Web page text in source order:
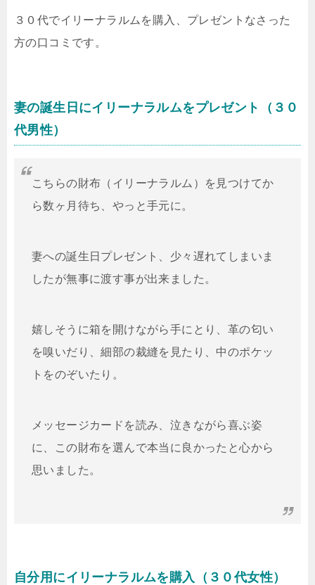
３０代でイリーナラルムを購入、プレゼントなさった
方の口コミです。
妻の誕生日にイリーナラルムをプレゼント（３０
代男性）
こちらの財布（イリーナラルム）を見つけてか
ら数ヶ月待ち、やっと手元に。
妻への誕生日プレゼント、少々遅れてしまいま
したが無事に渡す事が出来ました。
嬉しそうに箱を開けながら手にとり、革の匂い
を嗅いだり、細部の裁縫を見たり、中のポケッ
トをのぞいたり。
メッセージカードを読み、泣きながら喜ぶ姿
に、この財布を選んで本当に良かったと心から
思いました。
自分用にイリーナラルムを購入（３０代女性）